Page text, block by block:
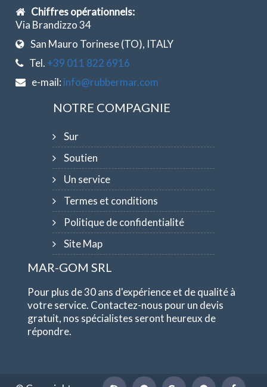
Chiffres opérationnels:
Via Brandizzo 34
San Mauro Torinese (TO), ITALY
Tel. +39 011 822 6916
e-mail: info@rubbermar.com
NOTRE COMPAGNIE
Sur
Soutien
Un service
Termes et conditions
Politique de confidentialité
Site Map
MAR-GOM SRL
Pour plus de 30 ans d'expérience et de qualité à
votre service. Contactez-nous pour un devis
gratuit, nos spécialistes seront heureux de
répondre.